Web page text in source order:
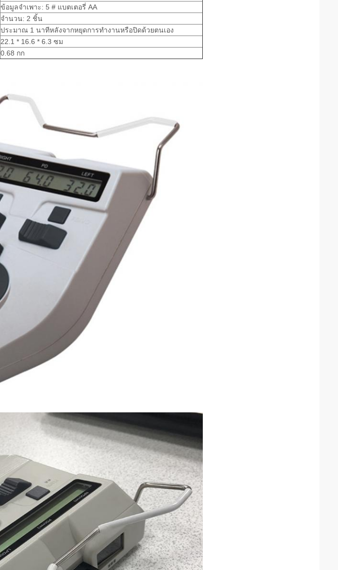
ข้อมูลจำเพาะ: 5 # แบตเตอรี่ AA
จำนวน: 2 ชิ้น
ประมาณ 1 นาทีหลังจากหยุดการทำงานหรือปิดด้วยตนเอง
22.1 * 16.6 * 6.3 ซม
0.68 กก